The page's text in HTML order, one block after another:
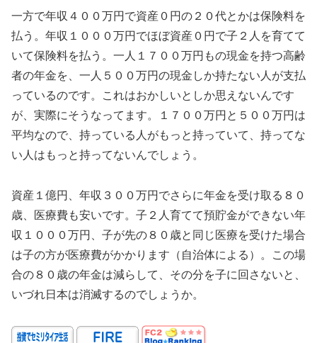
一方で年収４００万円で資産０円の２０代とかは保険料を
払う。年収１０００万円でほぼ資産０円で子２人を育てて
いて保険料を払う。一人１７００万円もの現金を持つ高齢
者の年金を、一人５００万円の現金しか持たない人が支払
っているのです。これはおかしいとしか思えないんです
が、実際にそうなってます。１７００万円と５００万円は
平均なので、持っている人がもっと持っていて、持ってな
い人はもっと持ってないんでしょう。
資産１億円、年収３００万円でさらに年金を受け取る８０
歳、医療費も安いです。子２人育てて預貯金ができない年
収１０００万円、子が先の８０歳と同じ医療を受けた場合
は子の方が医療費がかかります（自治体による）。この場
合の８０歳の年金は減らして、その分を子に回さないと、
いづれ日本は消滅するのでしょうか。